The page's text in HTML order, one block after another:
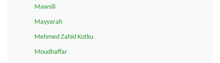
Mawsili
Mayyarah
Mehmed Zahid Kotku
Moudhaffar